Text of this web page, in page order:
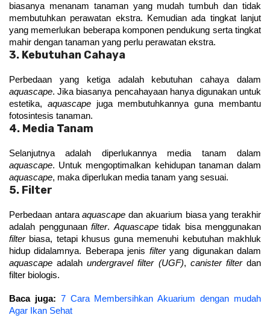
biasanya menanam tanaman yang mudah tumbuh dan tidak
membutuhkan perawatan ekstra. Kemudian ada tingkat lanjut
yang memerlukan beberapa komponen pendukung serta tingkat
mahir dengan tanaman yang perlu perawatan ekstra.
3. Kebutuhan Cahaya
aquascape. Jika biasanya pencahayaan hanya digunakan untuk
estetika, aquascape juga membutuhkannya guna membantu
fotosintesis tanaman.
4. Media Tanam
aquascape
aquascape, maka diperlukan media tanam yang sesuai.
5. Filter
Perbedaan antara aquascape dan akuarium biasa yang terakhir
adalah penggunaan filter. Aquascape
filter biasa, tetapi khusus guna memenuhi kebutuhan makhluk
hidup didalamnya. Beberapa jenis filter
aquascape adalah undergravel filter (UGF), canister filter dan
filter biologis.
Baca juga: 7 Cara Membersihkan Akuarium dengan mudah
Agar Ikan Sehat